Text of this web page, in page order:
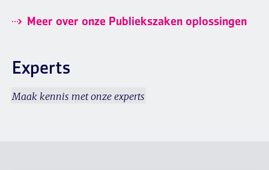
Meer over onze Publiekszaken oplossingen
Experts
Maak kennis met onze experts